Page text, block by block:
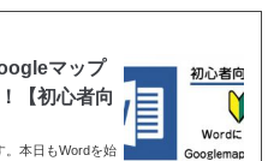
マップ
【初心者向
。本日もWordを始